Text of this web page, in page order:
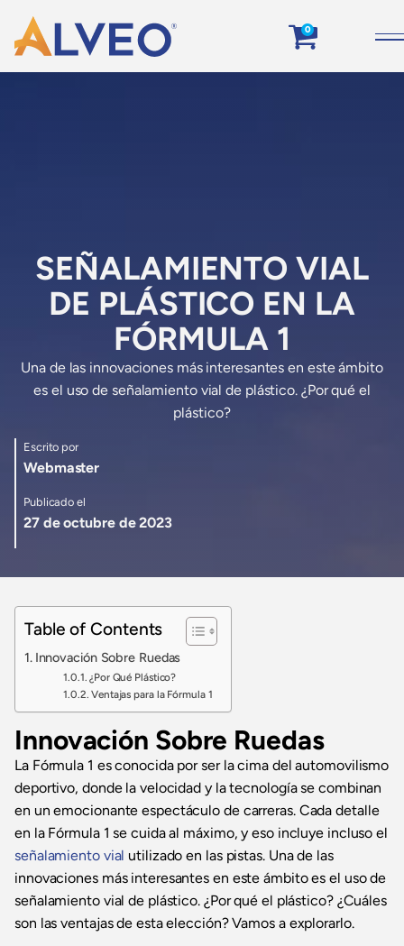
0
SEÑALAMIENTO VIAL
DE PLÁSTICO EN LA
FÓRMULA 1
Una de las innovaciones más interesantes en este ámbito
es el uso de señalamiento vial de plástico. ¿Por qué el
plástico?
Escrito por
Webmaster
Publicado el
27 de octubre de 2023
Table of Contents
Innovación Sobre Ruedas
¿Por Qué Plástico?
Ventajas para la Fórmula 1
Innovación Sobre Ruedas
La Fórmula 1 es conocida por ser la cima del automovilismo
deportivo, donde la velocidad y la tecnología se combinan
en un emocionante espectáculo de carreras. Cada detalle
en la Fórmula 1 se cuida al máximo, y eso incluye incluso el
señalamiento vial utilizado en las pistas. Una de las
innovaciones más interesantes en este ámbito es el uso de
señalamiento vial de plástico. ¿Por qué el plástico? ¿Cuáles
son las ventajas de esta elección? Vamos a explorarlo.